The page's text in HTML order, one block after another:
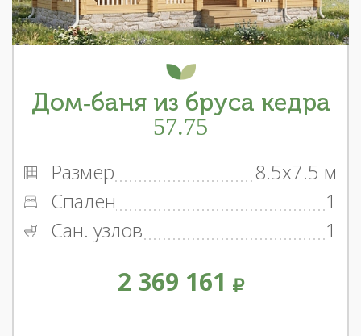
Дом-баня из бруса кедра
57.75
Размер
8.5x7.5 м
Спален
1
Сан. узлов
1
2 369 161